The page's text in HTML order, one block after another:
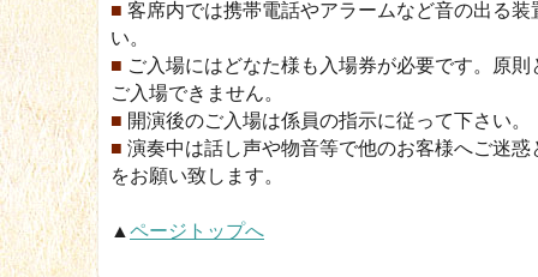
■ 客席内では携帯電話やアラームなど音の出る
い。
■ ご入場にはどなた様も入場券が必要です。原
ご入場できません。
■ 開演後のご入場は係員の指示に従って下さい。
■ 演奏中は話し声や物音等で他のお客様へご迷
をお願い致します。
▲ ページトップへ